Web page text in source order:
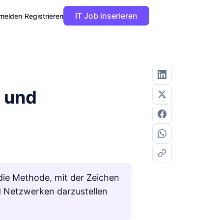
/Registrieren IT Job inserieren
Methode, mit der Zeichen
darzustellen